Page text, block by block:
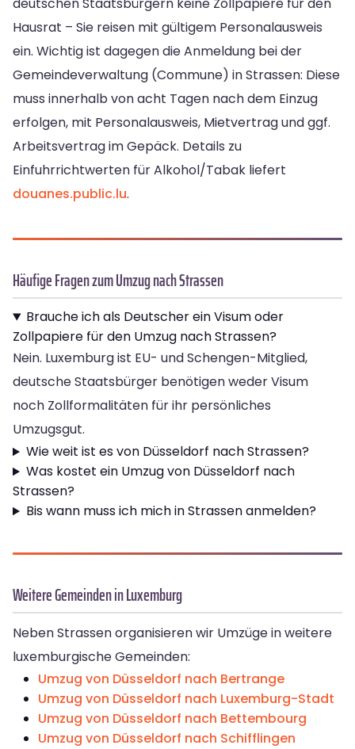
deutschen Staatsbürgern keine Zollpapiere für den
Hausrat – Sie reisen mit gültigem Personalausweis
ein. Wichtig ist dagegen die Anmeldung bei der
Gemeindeverwaltung (Commune) in Strassen: Diese
muss innerhalb von acht Tagen nach dem Einzug
erfolgen, mit Personalausweis, Mietvertrag und ggf.
Arbeitsvertrag im Gepäck. Details zu
Einfuhrrichtwerten für Alkohol/Tabak liefert
douanes.public.lu.
Häufige Fragen zum Umzug nach Strassen
Brauche ich als Deutscher ein Visum oder
Zollpapiere für den Umzug nach Strassen?
Nein. Luxemburg ist EU- und Schengen-Mitglied,
deutsche Staatsbürger benötigen weder Visum
noch Zollformalitäten für ihr persönliches
Umzugsgut.
Wie weit ist es von Düsseldorf nach Strassen?
Was kostet ein Umzug von Düsseldorf nach
Strassen?
Bis wann muss ich mich in Strassen anmelden?
Weitere Gemeinden in Luxemburg
Neben Strassen organisieren wir Umzüge in weitere
luxemburgische Gemeinden:
Umzug von Düsseldorf nach Bertrange
Umzug von Düsseldorf nach Luxemburg-Stadt
Umzug von Düsseldorf nach Bettembourg
Umzug von Düsseldorf nach Schifflingen